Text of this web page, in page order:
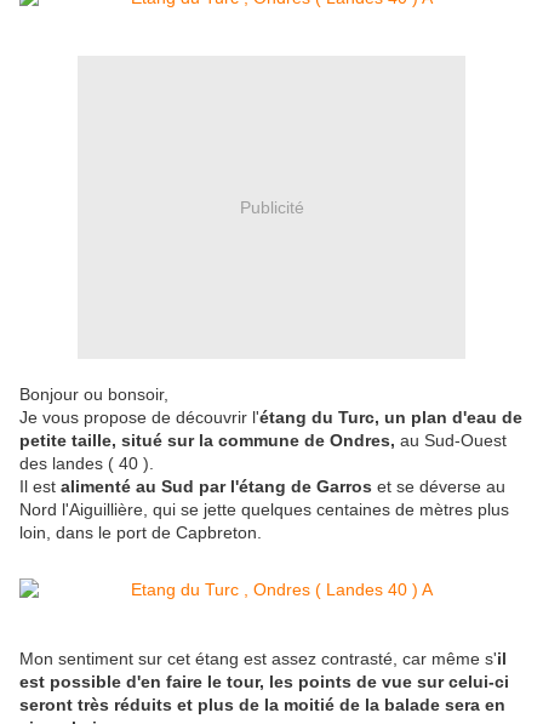
Publicité
Bonjour ou bonsoir,
Je vous propose de découvrir l'étang du Turc, un plan d'eau de
petite taille, situé sur la commune de Ondres, au Sud-Ouest
des landes ( 40 ).
Il est alimenté au Sud par l'étang de Garros et se déverse au
Nord l'Aiguillière, qui se jette quelques centaines de mètres plus
loin, dans le port de Capbreton.
Mon sentiment sur cet étang est assez contrasté, car même s'il
est possible d'en faire le tour, les points de vue sur celui-ci
seront très réduits et plus de la moitié de la balade sera en